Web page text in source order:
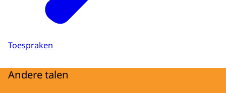
Toespraken
Andere talen